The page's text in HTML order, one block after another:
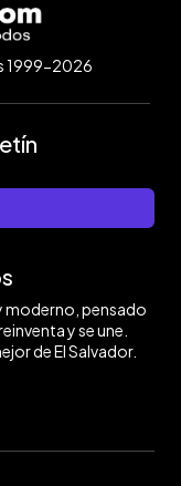
1999-2026
pensado
y se une.
de El Salvador.